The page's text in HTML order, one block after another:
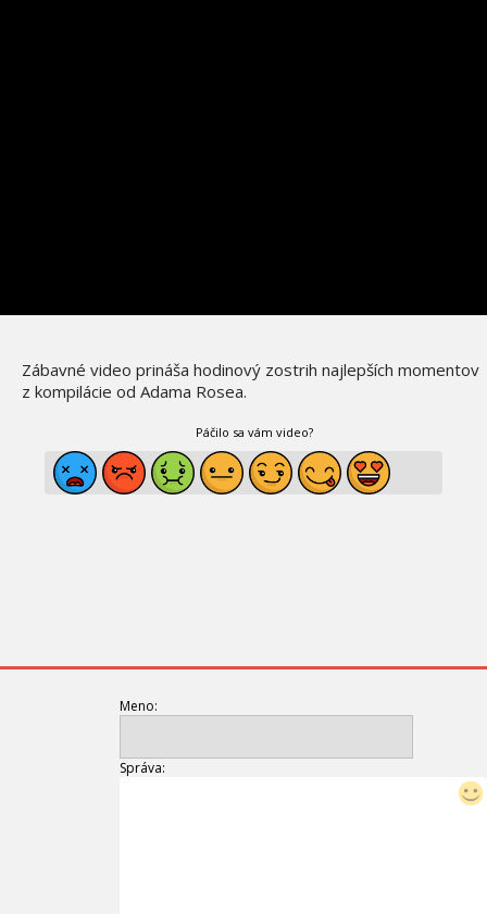
Zábavné video prináša hodinový zostrih najlepších momentov
z kompilácie od Adama Rosea.
Páčilo sa vám video?
Meno:
Správa: